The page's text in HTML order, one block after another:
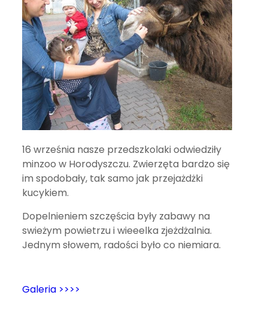
16 września nasze przedszkolaki odwiedziły
minzoo w Horodyszczu. Zwierzęta bardzo się
im spodobały, tak samo jak przejażdżki
kucykiem.
Dopelnieniem szczęścia były zabawy na
swieżym powietrzu i wieeelka zjeżdżalnia.
Jednym słowem, radości było co niemiara.
Galeria >>>>